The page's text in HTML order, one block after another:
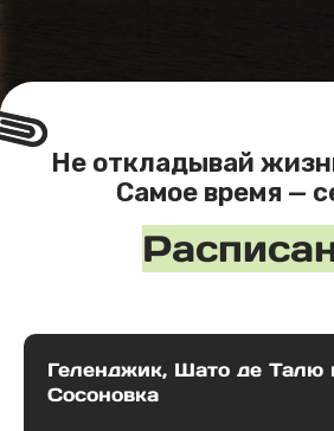
Геленджик, Шато де Талю
Сосоновка
Листайте вправо ➟